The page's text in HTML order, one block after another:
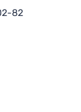
82